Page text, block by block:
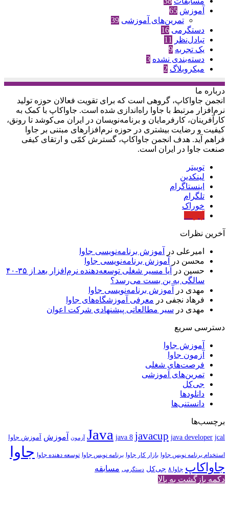
آموزش 65
تمرین‌های آموزشی 39
دستگرمی 16
تبادل‌نظر
11
یک تجربه 9
دسته‌بندی نشده 3
میکروبلاگ 2
درباره‌ ما
انجمن جاواکاپ، گروهی است که برای تقویت فعالان حوزه‌ تولید
نرم‌افزار مرتبط با جاوا راه‌اندازی شده است. جاواکاپ با کمک به
کارآفرینان، کارفرمایان و برنامه‌نویسان در ایران می‌کوشد تا رونق،
کیفیت و رضایت بیشتری در حوزه‌ نرم‌افزارهای مبتنی بر جاوا
فراهم آید. هدف انجمن جاواکاپ، گسترش کمّی و ارتقای کیفی
صنعت جاوا در ایران است.
توییتر
لینکدین
اینستاگرام
تلگرام
خوراک
آخرین نظرات
امیرعلی در
آموزش برنامه‌نویسی جاوا
محسن در
آموزش برنامه‌نویسی جاوا
حسین در
آیا مسیر شغلی توسعه‌دهنده نرم‌افزار بعد از ۳۵-۴۰
سالگی به بن بست می‌رسد؟
مهدی در
آموزش برنامه‌نویسی جاوا
فرهاد نجفی در معرفی آموزشگاه‌های جاوا
مهدی در سیر مطالعاتی پیشنهادی شرکت اعوان
دسترسی سریع
آموزش جاوا
آزمون جاوا
فرصت‌های شغلی
تمرین‌های آموزشی
جی‌کل
دانلودها
دانستنی‌ها
برچسب‌ها
Java java 8 javacup java developer jcal آزمون آموزش آموزش جاوا
استخدام برنامه نویس جاوا بازار کار جاوا برنامه نویس جاوا توسعه دهنده جاوا جاوا
جاواکاپ جاوا ۸ جی‌کل دستگرمی مسابقه
دکمه بازگشت به بالا